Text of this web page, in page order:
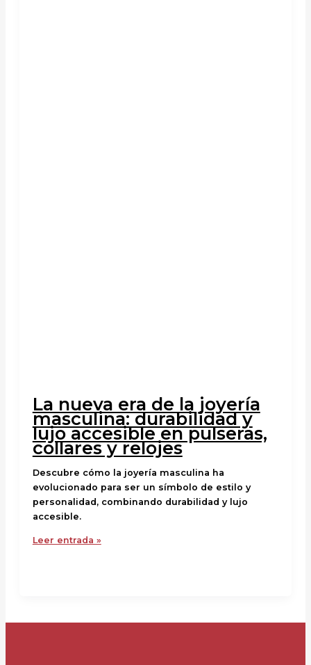
La nueva era de la joyería
masculina: durabilidad y
lujo accesible en pulseras,
collares y relojes
Descubre cómo la joyería masculina ha
evolucionado para ser un símbolo de estilo y
personalidad, combinando durabilidad y lujo
accesible.
Leer entrada »